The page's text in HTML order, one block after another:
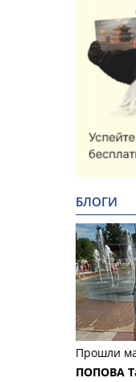
БЛОГИ
Прошли
ПОПОВА